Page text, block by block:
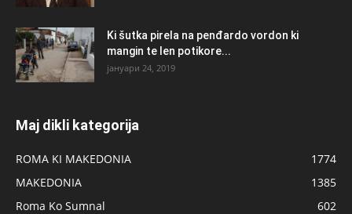
Ki šutka pirela na penđardo vordon ki
mangin te len potikore...
јануари 24, 2019
Maj dikli kategorija
ROMA KI MAKEDONIA
1774
MAKEDONIA
1385
Roma Ko Sumnal
602